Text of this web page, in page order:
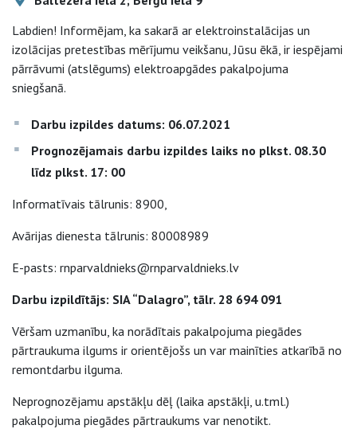
Labdien! Informējam, ka sakarā ar elektroinstalācijas un
izolācijas pretestības mērījumu veikšanu, Jūsu ēkā, ir iespējami
pārrāvumi (atslēgums) elektroapgādes pakalpojuma
sniegšanā.
Darbu izpildes datums: 06.07.2021
Prognozējamais darbu izpildes laiks no plkst. 08.30
līdz plkst. 17: 00
Informatīvais tālrunis: 8900,
Avārijas dienesta tālrunis: 80008989
E-pasts: rnparvaldnieks@rnparvaldnieks.lv
Darbu izpildītājs: SIA “Dalagro”, tālr. 28 694 091
Vēršam uzmanību, ka norādītais pakalpojuma piegādes
pārtraukuma ilgums ir orientējošs un var mainīties atkarībā no
remontdarbu ilguma.
Neprognozējamu apstākļu dēļ (laika apstākļi, u.tml.)
pakalpojuma piegādes pārtraukums var nenotikt.